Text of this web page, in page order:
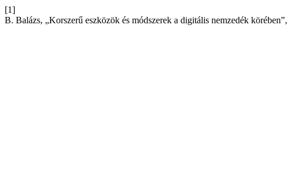
[1]
B. Balázs, „Korszerű eszközök és módszerek a digitális nemzedék körében”,